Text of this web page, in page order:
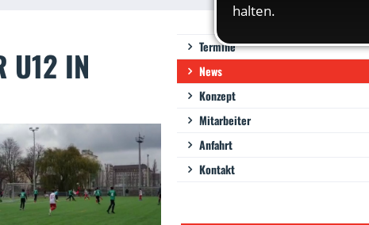
U12 IN
Termine
News
Konzept
Mitarbeiter
Anfahrt
Kontakt